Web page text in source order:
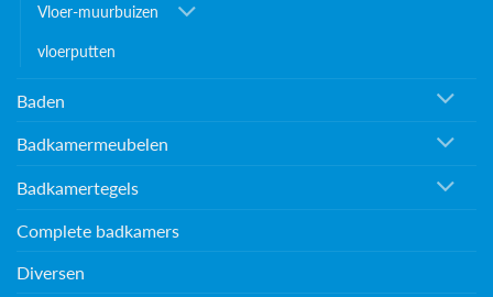
Vloer-muurbuizen
vloerputten
Baden
Badkamermeubelen
Badkamertegels
Complete badkamers
Diversen